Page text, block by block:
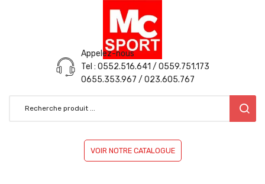
Appelez-nous
Tel : 0552.516.641 / 0559.751.173
0655.353.967 / 023.605.767
VOIR NOTRE CATALOGUE